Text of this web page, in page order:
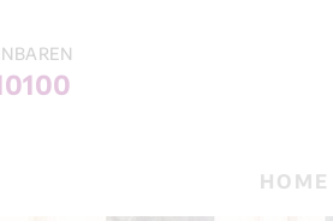
HOME